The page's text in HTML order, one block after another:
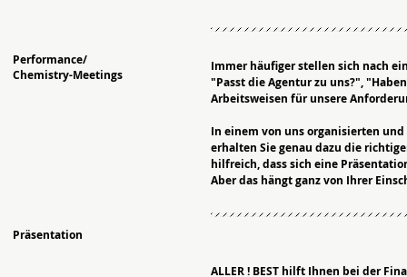
Immer häufiger stellen sich nach
"Passt die Agentur zu uns?",
Arbeitsweisen für unsere
In einem von uns organisierten
erhalten Sie genau dazu die
hilfreich, dass sich eine
Aber das hängt ganz von Ihrer
Performance/
Chemistry-Meetings
ALLER ! BEST hilft Ihnen bei der
Präsentation